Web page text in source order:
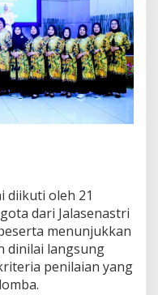
diikuti oleh 21
dari Jalasenastri
menunjukkan
dinilai langsung
penilaian yang